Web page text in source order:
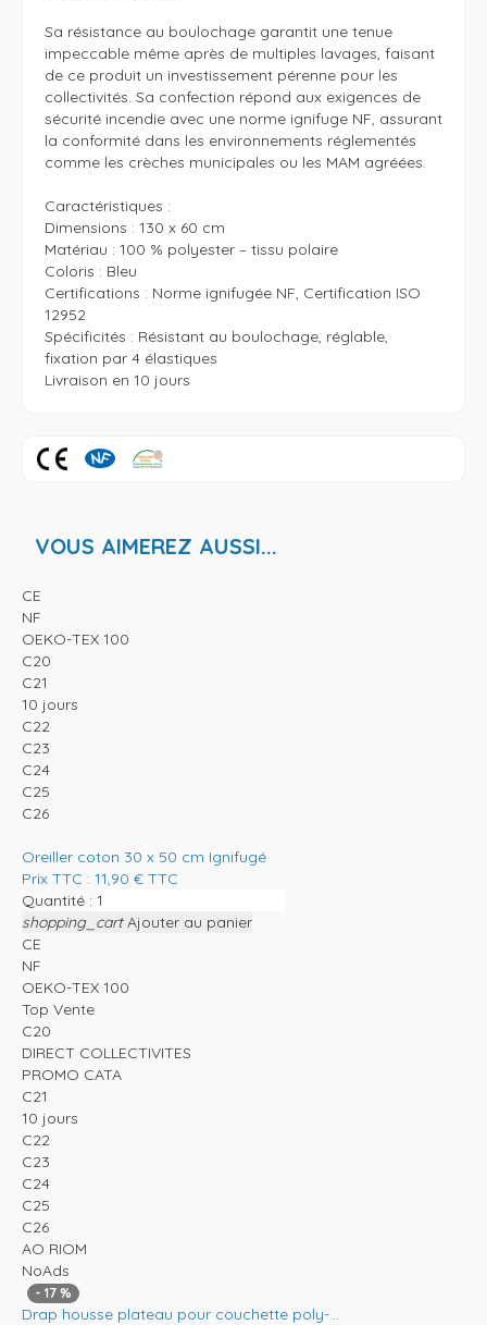
Sa résistance au boulochage garantit une tenue
impeccable même après de multiples lavages, faisant
de ce produit un investissement pérenne pour les
collectivités. Sa confection répond aux exigences de
sécurité incendie avec une norme ignifuge NF, assurant
la conformité dans les environnements réglementés
comme les crèches municipales ou les MAM agréées.
Caractéristiques :
Dimensions : 130 x 60 cm
Matériau : 100 % polyester – tissu polaire
Coloris : Bleu
Certifications : Norme ignifugée NF, Certification ISO
12952
Spécificités : Résistant au boulochage, réglable,
fixation par 4 élastiques
Livraison en 10 jours
VOUS AIMEREZ AUSSI...
CE
NF
OEKO-TEX 100
C20
C21
10 jours
C22
C23
C24
C25
C26
Oreiller coton 30 x 50 cm Ignifugé
Prix TTC : 11,90 € TTC
Quantité :
shopping_cart Ajouter au panier
CE
NF
OEKO-TEX 100
Top Vente
C20
DIRECT COLLECTIVITES
PROMO CATA
C21
10 jours
C22
C23
C24
C25
C26
AO RIOM
NoAds
- 17 %
Drap housse plateau pour couchette poly-...